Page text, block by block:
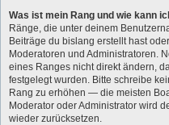
Was ist mein Rang und wie kann
Ränge, die unter deinem
Beiträge du bislang erstellt hast
Moderatoren und Administratoren.
eines Ranges nicht direkt ändern,
festgelegt wurden. Bitte schreibe
Rang zu erhöhen — die meisten
Moderator oder Administrator wird
wieder zurücksetzen.